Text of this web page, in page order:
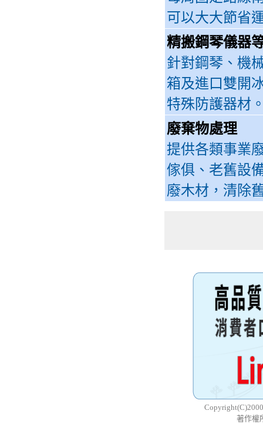
可以大大節省
精搬鋼琴儀器
針對鋼琴、機
箱及進口雙開
特殊防護器材
廢棄物處理
提供各類事業
傢俱、老舊設
廢木材，清除
著作權